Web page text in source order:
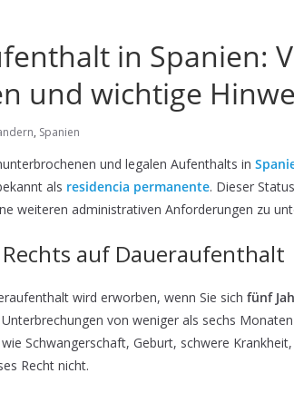
in Spanien:
und wichtige
, Spanien
und legalen Aufenthalts in
als residencia permanente. Dieser
weiteren administrativen Anforderungen zu
Rechts auf Daueraufenthalt
wird erworben, wenn Sie sich fünf
von weniger als sechs
Schwangerschaft, Geburt, schwere
Recht nicht.